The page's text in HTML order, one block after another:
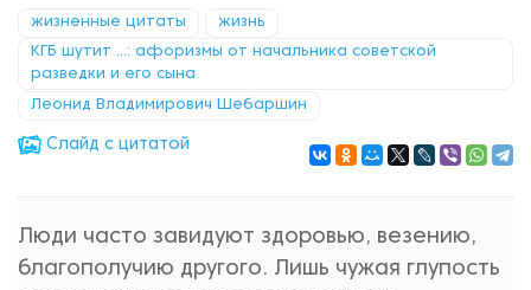
жизненные цитаты жизнь
КГБ шутит ...: афоризмы от начальника советской
разведки и его сына
Леонид Владимирович Шебаршин
Cлайд с цитатой
Люди часто завидуют здоровью, везению,
благополучию другого. Лишь чужая глупость